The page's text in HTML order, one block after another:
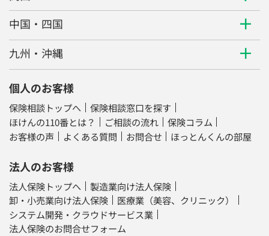
中国・四国
九州・沖縄
個人のお客様
保険相談トップへ
保険相談窓口を探す
ほけんの110番とは？
ご相談の流れ
保険コラム
お客様の声
よくある質問 お問合せ ほっとんくんの部屋
法人のお客様
法人保険トップへ
製造業向け法人保険
卸・小売業向け法人保険
医療業（美容、クリニック）
システム開発・クラウドサービス業
法人保険のお問合せフォーム